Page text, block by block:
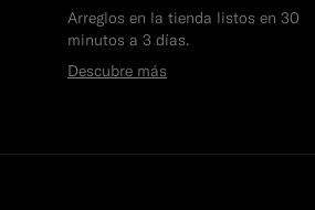
Arreglos en la tienda listos en 30
minutos a 3 días.
Descubre más